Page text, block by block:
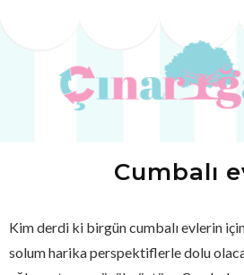
Cumbalı
Kim derdi ki birgün cumbalı evlerin
solum harika perspektiflerle dolu